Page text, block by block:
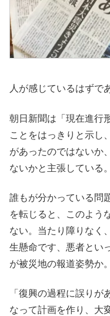
人が感じているはずで
朝日新聞は「現在進行
ことをはっきりと示し
があったのではないか
ないかと主張している。
誰もが分かっている問
を転じると、このよう
ない。当たり障りなく
生懸命です、悪者とい
が被災地の報道姿勢か。
「復興の過程に誤りが
なって計画を作り、大